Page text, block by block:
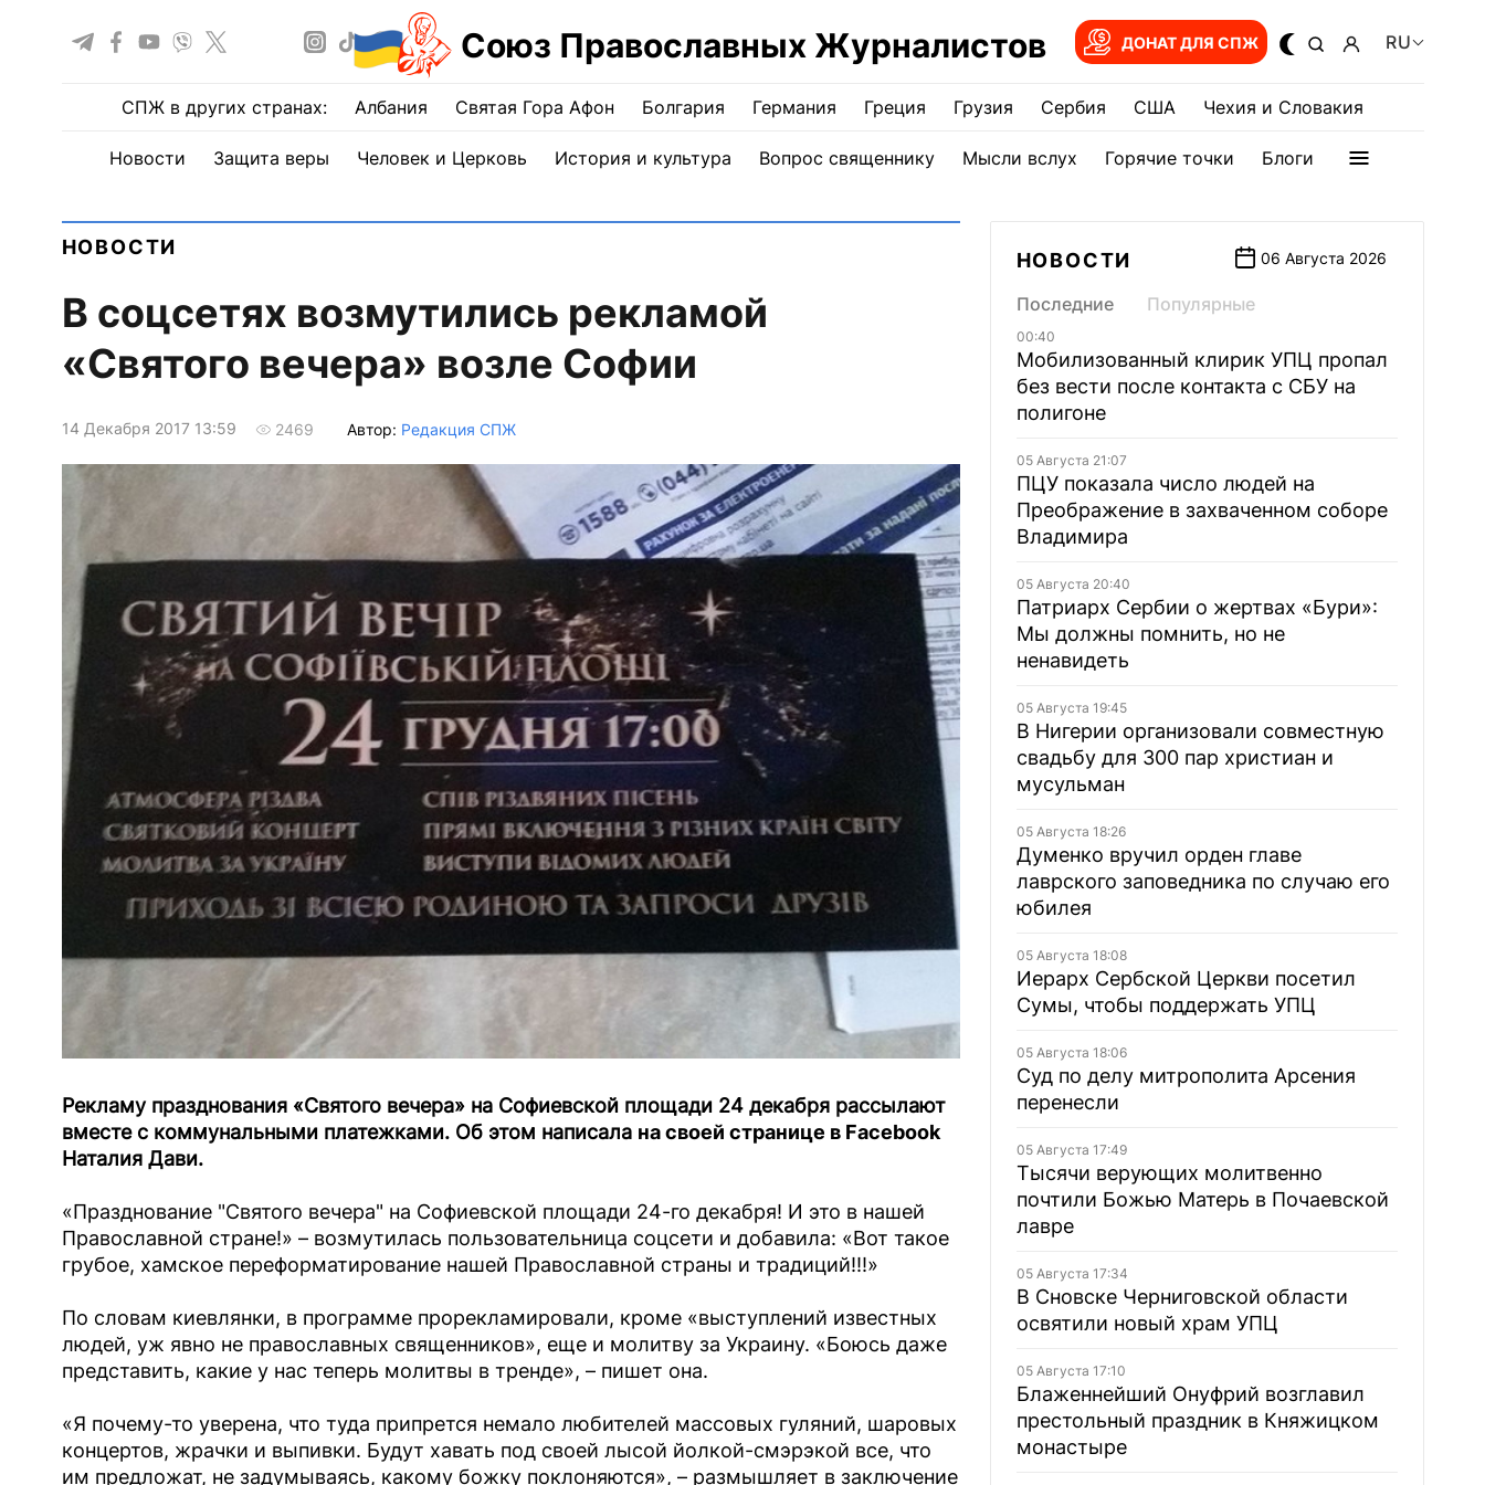
Союз Православных Журналистов ДОНАТ ДЛЯ СПЖ RU
СПЖ в других странах: Албания Святая Гора Афон Болгария Германия Греция Грузия Сербия США Чехия и Словакия
Новости Защита веры Человек и Церковь История и культура Вопрос священнику Мысли вслух Горячие точки Блоги
НОВОСТИ
В соцсетях возмутились рекламой
«Святого вечера» возле Софии
14 Декабря 2017 13:59 2469 Автор: Редакция СПЖ
Рекламу празднования «Святого вечера» на Софиевской площади 24 декабря рассылают
вместе с коммунальными платежками. Об этом написала на своей странице в Facebook
Наталия Дави.
«Празднование "Святого вечера" на Софиевской площади 24-го декабря! И это в нашей
Православной стране!» – возмутилась пользовательница соцсети и добавила: «Вот такое
грубое, хамское переформатирование нашей Православной страны и традиций!!!»
По словам киевлянки, в программе прорекламировали, кроме «выступлений известных
людей, уж явно не православных священников», еще и молитву за Украину. «Боюсь даже
представить, какие у нас теперь молитвы в тренде», – пишет она.
«Я почему-то уверена, что туда припрется немало любителей массовых гуляний, шаровых
концертов, жрачки и выпивки. Будут хавать под своей лысой йолкой-смэрэкой все, что
им предложат, не задумываясь, какому божку поклоняются», – размышляет в заключение
НОВОСТИ 06 Августа 2026
Последние Популярные
00:40
Мобилизованный клирик УПЦ пропал
без вести после контакта с СБУ на
полигоне
05 Августа 21:07
ПЦУ показала число людей на
Преображение в захваченном соборе
Владимира
05 Августа 20:40
Патриарх Сербии о жертвах «Бури»:
Мы должны помнить, но не
ненавидеть
05 Августа 19:45
В Нигерии организовали совместную
свадьбу для 300 пар христиан и
мусульман
05 Августа 18:26
Думенко вручил орден главе
лаврского заповедника по случаю его
юбилея
05 Августа 18:08
Иерарх Сербской Церкви посетил
Сумы, чтобы поддержать УПЦ
05 Августа 18:06
Суд по делу митрополита Арсения
перенесли
05 Августа 17:49
Тысячи верующих молитвенно
почтили Божью Матерь в Почаевской
лавре
05 Августа 17:34
В Сновске Черниговской области
освятили новый храм УПЦ
05 Августа 17:10
Блаженнейший Онуфрий возглавил
престольный праздник в Княжицком
монастыре